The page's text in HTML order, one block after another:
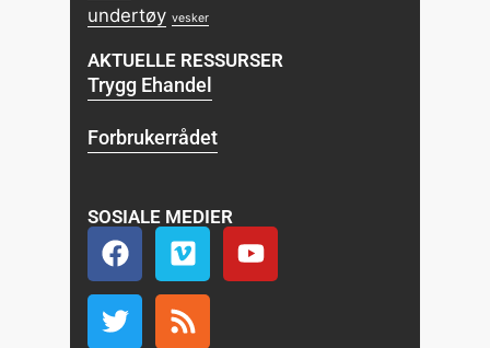
undertøy vesker
AKTUELLE RESSURSER
Trygg Ehandel
Forbrukerrådet
SOSIALE MEDIER